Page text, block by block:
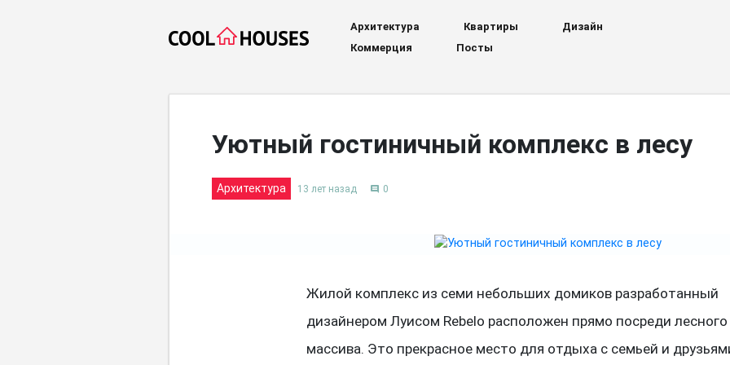
Архитектура Квартиры
Дизайн
Коммерция
Посты
Уютный гостиничный комплекс в лесу
Архитектура 13 лет назад comment 0
Жилой комплекс из семи небольших домиков разработанный
дизайнером Луисом Rebelo расположен прямо посреди лесного
массива. Это прекрасное место для отдыха с семьей и